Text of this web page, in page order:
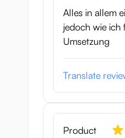
Alles in allem
jedoch wie ich
Umsetzung
Translate
Product